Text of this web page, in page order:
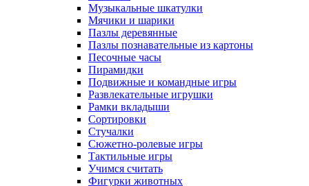
Музыкальные шкатулки
Мячики и шарики
Пазлы деревянные
Пазлы познавательные из картоны
Песочные часы
Пирамидки
Подвижные и командные игры
Развлекательные игрушки
Рамки вкладыши
Сортировки
Стучалки
Сюжетно-ролевые игры
Тактильные игры
Учимся считать
Фигурки животных